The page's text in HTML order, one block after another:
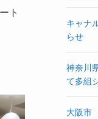
ト
キャナ
らせ
神奈川
て多組
大阪市